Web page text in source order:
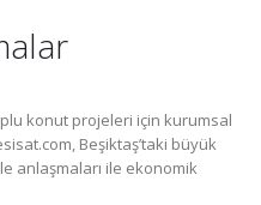
konut projeleri için kurumsal
Beşiktaş’taki büyük
anlaşmaları ile ekonomik